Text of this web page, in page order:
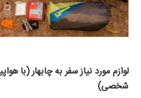
لوازم مورد نیاز سفر به چابهار (با
شخصی)